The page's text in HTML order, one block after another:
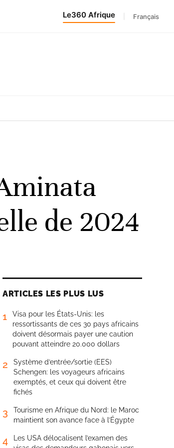
Le360 Afrique Français
de 2024
ARTICLES LES PLUS LUS
1
Visa pour les États-Unis: les
ressortissants de ces 30 pays africains
doivent désormais payer une caution
pouvant atteindre 20.000 dollars
2
Système d’entrée/sortie (EES)
Schengen: les voyageurs africains
exemptés, et ceux qui doivent être
fichés
3
Tourisme en Afrique du Nord: le Maroc
maintient son avance face à l’Égypte
4
Les USA délocalisent l’examen des